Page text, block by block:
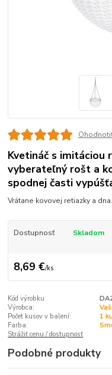
Kvetináč s imitáciou
vyberateľný rošt a
spodnej časti
Vrátane kovovej retiazky a dna.
Dostupnosť Skladom
8,69 €/ks
Kód výrobku
Výrobca:
Počet kusov v balení:
1
Farba:
Strážiť cenu / dostupnosť
Podobné produkty